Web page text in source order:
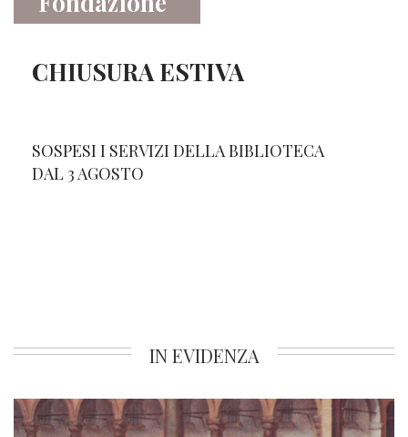
CHIUSURA ESTIVA
SOSPESI I SERVIZI DELLA BIBLIOTECA
DAL 3 AGOSTO
IN EVIDENZA